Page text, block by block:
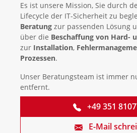
Es ist unsere Mission, Sie durch
Lifecycle der IT-Sicherheit zu
Beratung zur passenden Lösung
über die Beschaffung von Hard-
zur Installation,
Prozessen.
Unser Beratungsteam ist immer
entfernt.
+49 351
E-Mail